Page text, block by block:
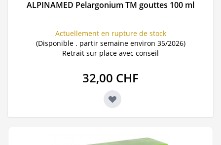
ALPINAMED Pelargonium TM gouttes 100 ml
Actuellement en rupture de stock
(Disponible . partir semaine environ 35/2026)
Retrait sur place avec conseil
32,00 CHF